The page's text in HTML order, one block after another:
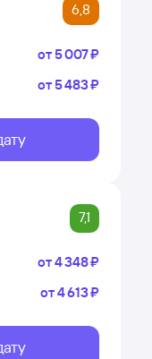
6,8
от5 ⁠007 ⁠₽
от5 ⁠483 ⁠₽
7,1
от4 ⁠348 ⁠₽
от4 ⁠613 ⁠₽